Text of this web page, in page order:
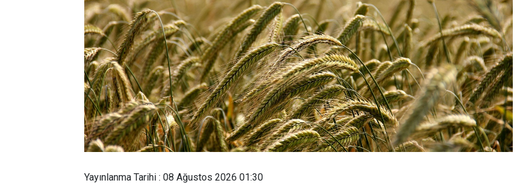
Yayınlanma Tarihi : 08 Ağustos 2026 01:30